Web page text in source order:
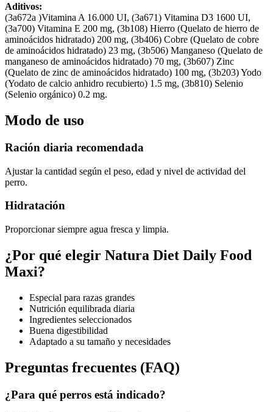
Aditivos:
(3a672a )Vitamina A 16.000 UI, (3a671) Vitamina D3 1600 UI,
(3a700) Vitamina E 200 mg, (3b108) Hierro (Quelato de hierro de
aminoácidos hidratado) 200 mg, (3b406) Cobre (Quelato de cobre
de aminoácidos hidratado) 23 mg, (3b506) Manganeso (Quelato de
manganeso de aminoácidos hidratado) 70 mg, (3b607) Zinc
(Quelato de zinc de aminoácidos hidratado) 100 mg, (3b203) Yodo
(Yodato de calcio anhidro recubierto) 1.5 mg, (3b810) Selenio
(Selenio orgánico) 0.2 mg.
Modo de uso
Ración diaria recomendada
Ajustar la cantidad según el peso, edad y nivel de actividad del
perro.
Hidratación
Proporcionar siempre agua fresca y limpia.
¿Por qué elegir Natura Diet Daily Food
Maxi?
Especial para razas grandes
Nutrición equilibrada diaria
Ingredientes seleccionados
Buena digestibilidad
Adaptado a su tamaño y necesidades
Preguntas frecuentes (FAQ)
¿Para qué perros está indicado?